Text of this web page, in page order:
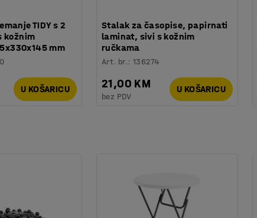
TIDY s 2
kožnim
mm
U KOŠARICU
Stalak za časopise, papirnati
laminat, sivi s kožnim
ručkama
Art. br.:136274
21,00 KM
bez PDV
U KOŠARICU